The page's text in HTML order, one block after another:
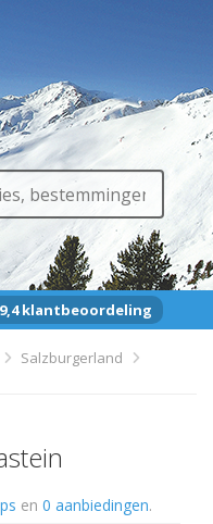
9,4 klantbeoordeling
Salzburgerland
en 0 aanbiedingen.